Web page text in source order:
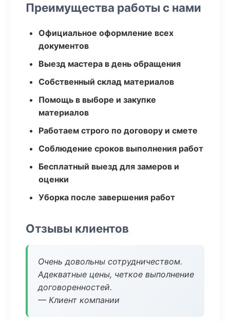
Преимущества работы с нами
Официальное оформление всех
документов
Выезд мастера в день обращения
Собственный склад материалов
Помощь в выборе и закупке
материалов
Работаем строго по договору и смете
Соблюдение сроков выполнения работ
Бесплатный выезд для замеров и
оценки
Уборка после завершения работ
Отзывы клиентов
Очень довольны сотрудничеством.
Адекватные цены, четкое выполнение
договоренностей.
— Клиент компании